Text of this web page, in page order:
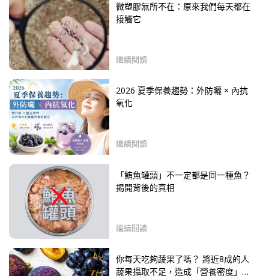
微塑膠無所不在：原來我們每天都在
接觸它
繼續閱讀
2026 夏季保養趨勢：外防曬 × 內抗
氧化
繼續閱讀
「鮪魚罐頭」不一定都是同一種魚？
揭開背後的真相
繼續閱讀
你每天吃夠蔬果了嗎？ 將近8成的人
蔬果攝取不足，造成「營養密度」不